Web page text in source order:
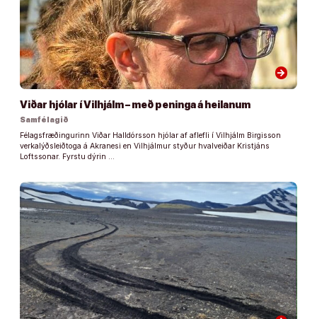
arrow_forward
Viðar hjólar í Vilhjálm – með peninga á heilanum
Samfélagið
Félagsfræðingurinn Viðar Halldórsson hjólar af aflefli í Vilhjálm Birgisson
verkalýðsleiðtoga á Akranesi en Vilhjálmur styður hvalveiðar Kristjáns
Loftssonar. Fyrstu dýrin …